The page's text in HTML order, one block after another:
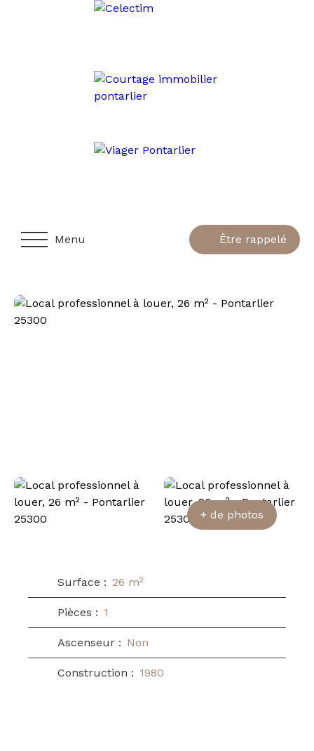
Menu Être rappelé
+ de photos
Surface : 26 m²
Pièces : 1
Ascenseur : Non
Construction : 1980